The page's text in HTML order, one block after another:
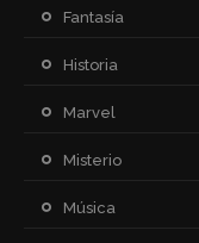
Fantasía
Historia
Marvel
Misterio
Música